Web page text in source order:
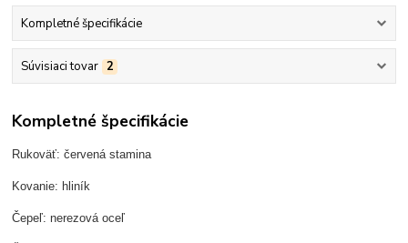
Kompletné špecifikácie
Súvisiaci tovar 2
Kompletné špecifikácie
Rukoväť: červená stamina
Kovanie: hliník
Čepeľ: nerezová oceľ